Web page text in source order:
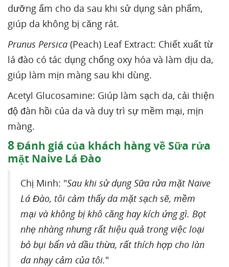
dưỡng ẩm cho da sau khi sử dụng sản phẩm,
giúp da không bị căng rát.
Prunus Persica (Peach) Leaf Extract: Chiết xuất từ
lá đào có tác dụng chống oxy hóa và làm dịu da,
giúp làm mịn màng sau khi dùng.
Acetyl Glucosamine: Giúp làm sạch da, cải thiện
độ đàn hồi của da và duy trì sự mềm mại, mịn
màng.
8Đánh giá của khách hàng về Sữa rửa
mặt Naive Lá Đào
Chị Minh: "Sau khi sử dụng Sữa rửa mặt Naive
Lá Đào, tôi cảm thấy da mặt sạch sẽ, mềm
mại và không bị khô căng hay kích ứng gì. Bọt
nhẹ nhàng nhưng rất hiệu quả trong việc loại
bỏ bụi bẩn và dầu thừa, rất thích hợp cho làn
da nhạy cảm của tôi."